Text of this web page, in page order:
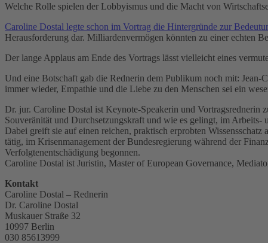
Welche Rolle spielen der Lobbyismus und die Macht von
Caroline Dostal legte schon im Vortrag die Hintergründe zur
Herausforderung dar. Milliardenvermögen könnten zu einer echten
Der lange Applaus am Ende des Vortrags lässt vielleicht eines
Und eine Botschaft gab die Rednerin dem Publikum noch mit: Jean-
immer wieder, Empathie und die Liebe zu den Menschen sei ein
Dr. jur. Caroline Dostal ist Keynote-Speakerin und
Souveränität und Durchsetzungskraft und wie es gelingt, im
Dabei greift sie auf einen reichen, praktisch erprobten
tätig, im Krisenmanagement der Bundesregierung während der
Verfolgtenentschädigung begonnen.
Caroline Dostal ist Juristin, Master of European Governance,
Kontakt
Caroline Dostal – Rednerin
Dr. Caroline Dostal
Muskauer Straße 32
10997 Berlin
030 85613999